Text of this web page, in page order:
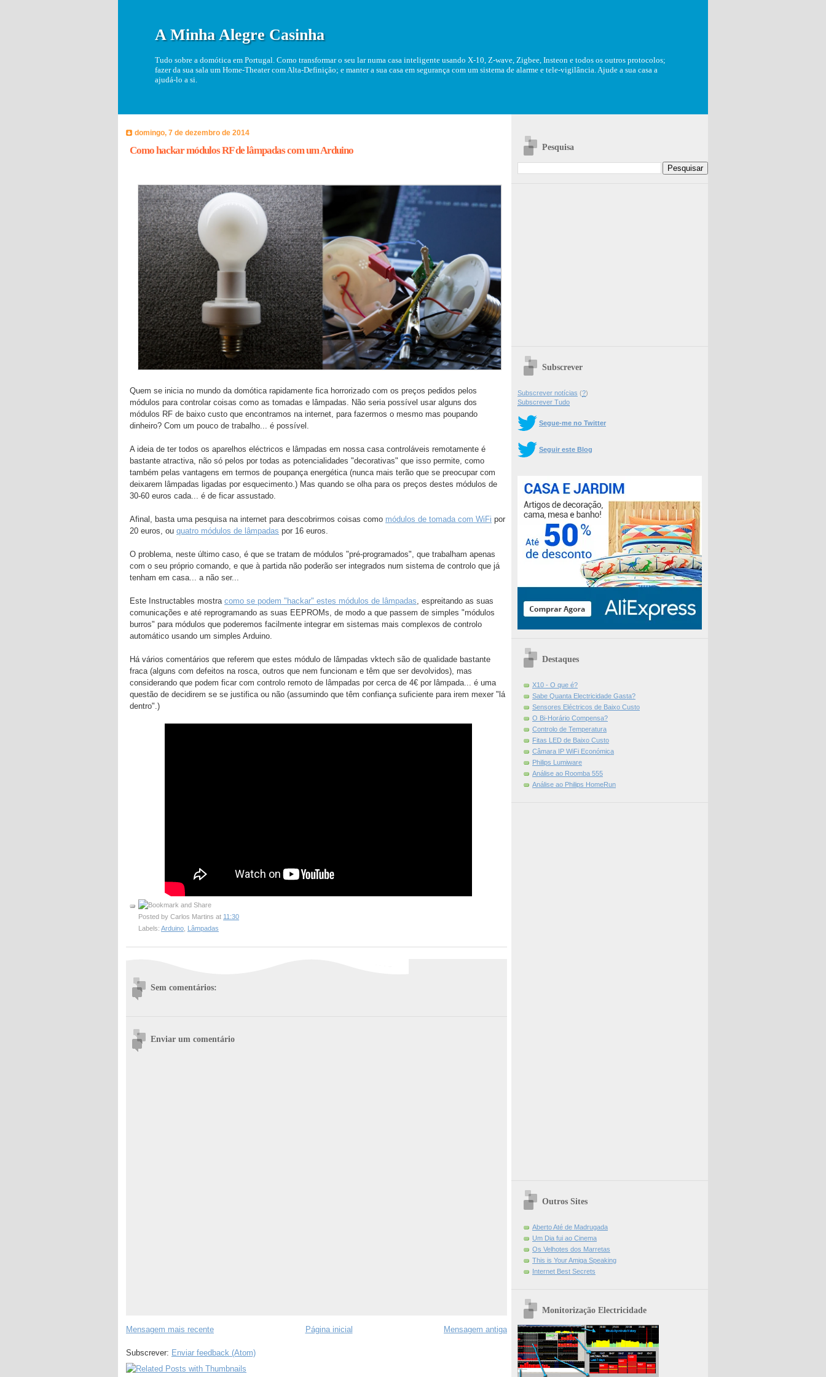
A Minha Alegre Casinha
Tudo sobre a domótica em Portugal. Como transformar o seu lar numa casa inteligente usando X-10, Z-wave, Zigbee, Insteon e todos os outros protocolos;
fazer da sua sala um Home-Theater com Alta-Definição; e manter a sua casa em segurança com um sistema de alarme e tele-vigilância. Ajude a sua casa a
ajudá-lo a si.
domingo, 7 de dezembro de 2014
Como hackar módulos RF de lâmpadas com um Arduino
Quem se inicia no mundo da domótica rapidamente fica horrorizado com os preços pedidos pelos
módulos para controlar coisas como as tomadas e lâmpadas. Não seria possível usar alguns dos
módulos RF de baixo custo que encontramos na internet, para fazermos o mesmo mas poupando
dinheiro? Com um pouco de trabalho... é possível.
A ideia de ter todos os aparelhos eléctricos e lâmpadas em nossa casa controláveis remotamente é
bastante atractiva, não só pelos por todas as potencialidades "decorativas" que isso permite, como
também pelas vantagens em termos de poupança energética (nunca mais terão que se preocupar com
deixarem lâmpadas ligadas por esquecimento.) Mas quando se olha para os preços destes módulos de
30-60 euros cada... é de ficar assustado.
Afinal, basta uma pesquisa na internet para descobrirmos coisas como módulos de tomada com WiFi por
20 euros, ou quatro módulos de lâmpadas por 16 euros.
O problema, neste último caso, é que se tratam de módulos "pré-programados", que trabalham apenas
com o seu próprio comando, e que à partida não poderão ser integrados num sistema de controlo que já
tenham em casa... a não ser...
Este Instructables mostra como se podem "hackar" estes módulos de lâmpadas, espreitando as suas
comunicações e até reprogramando as suas EEPROMs, de modo a que passem de simples "módulos
burros" para módulos que poderemos facilmente integrar em sistemas mais complexos de controlo
automático usando um simples Arduino.
Há vários comentários que referem que estes módulo de lâmpadas vktech são de qualidade bastante
fraca (alguns com defeitos na rosca, outros que nem funcionam e têm que ser devolvidos), mas
considerando que podem ficar com controlo remoto de lâmpadas por cerca de 4€ por lâmpada... é uma
questão de decidirem se se justifica ou não (assumindo que têm confiança suficiente para irem mexer "lá
dentro".)
Posted by Carlos Martins at 11:30
Labels: Arduino, Lâmpadas
Sem comentários:
Enviar um comentário
Mensagem mais recente Mensagem antiga
Página inicial
Subscrever: Enviar feedback (Atom)
Pesquisa
Subscrever
Subscrever notícias (?)
Subscrever Tudo
Segue-me no Twitter
Seguir este Blog
Destaques
X10 - O que é?
Sabe Quanta Electricidade Gasta?
Sensores Eléctricos de Baixo Custo
O Bi-Horário Compensa?
Controlo de Temperatura
Fitas LED de Baixo Custo
Câmara IP WiFi Económica
Philips Lumiware
Análise ao Roomba 555
Análise ao Philips HomeRun
Outros Sites
Aberto Até de Madrugada
Um Dia fui ao Cinema
Os Velhotes dos Marretas
This is Your Amiga Speaking
Internet Best Secrets
Monitorização Electricidade